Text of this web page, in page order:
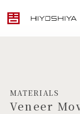
MATERIALS
Veneer